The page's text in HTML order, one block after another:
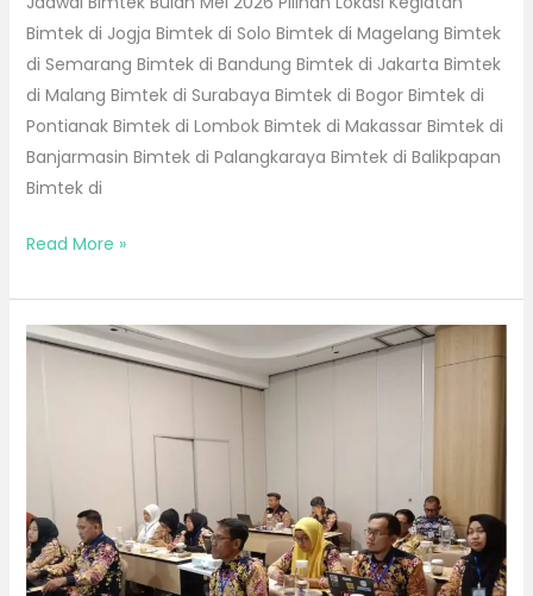
Bimtek di Jogja Bimtek di Solo Bimtek di Magelang Bimtek
di Semarang Bimtek di Bandung Bimtek di Jakarta Bimtek
di Malang Bimtek di Surabaya Bimtek di Bogor Bimtek di
Pontianak Bimtek di Lombok Bimtek di Makassar Bimtek di
Banjarmasin Bimtek di Palangkaraya Bimtek di Balikpapan
Bimtek di
Read More »
Bimtek